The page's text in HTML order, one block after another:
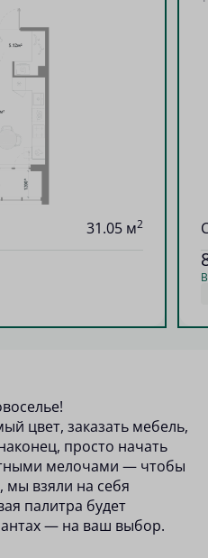
31.05 м2
цвет, заказать мебель,
просто начать
мелочами — чтобы
взяли на себя
палитра будет
— на ваш выбор.